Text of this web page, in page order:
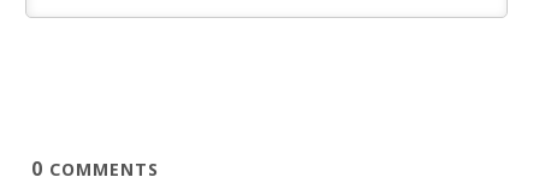
0 COMMENTS